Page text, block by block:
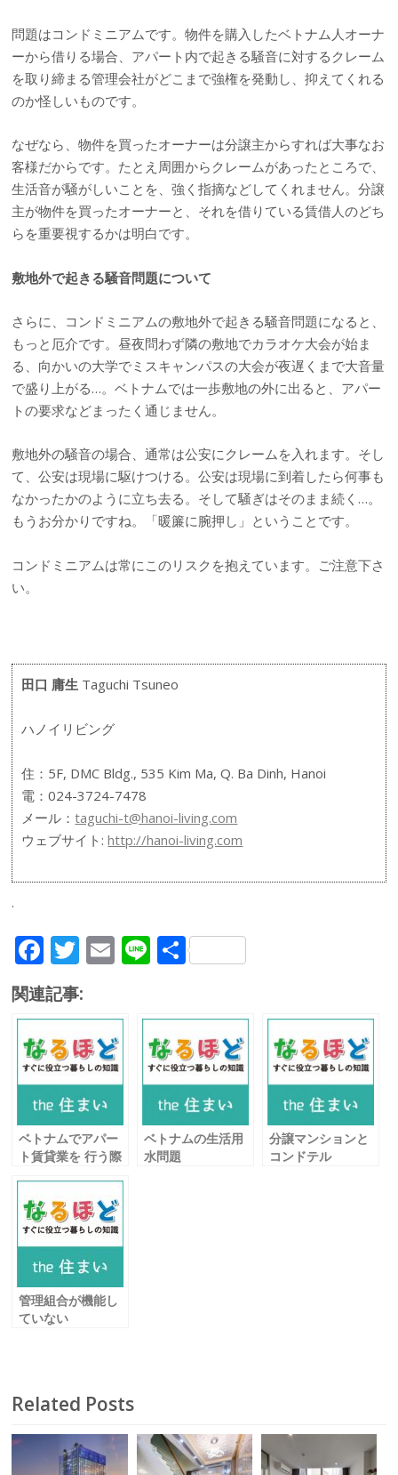
問題はコンドミニアムです。物件を購入したベトナム人オーナ
ーから借りる場合、アパート内で起きる騒音に対するクレーム
を取り締まる管理会社がどこまで強権を発動し、抑えてくれる
のか怪しいものです。
なぜなら、物件を買ったオーナーは分譲主からすれば大事なお
客様だからです。たとえ周囲からクレームがあったところで、
生活音が騒がしいことを、強く指摘などしてくれません。分譲
主が物件を買ったオーナーと、それを借りている賃借人のどち
らを重要視するかは明白です。
敷地外で起きる騒音問題について
さらに、コンドミニアムの敷地外で起きる騒音問題になると、
もっと厄介です。昼夜問わず隣の敷地でカラオケ大会が始ま
る、向かいの大学でミスキャンパスの大会が夜遅くまで大音量
で盛り上がる…。ベトナムでは一歩敷地の外に出ると、アパー
トの要求などまったく通じません。
敷地外の騒音の場合、通常は公安にクレームを入れます。そし
て、公安は現場に駆けつける。公安は現場に到着したら何事も
なかったかのように立ち去る。そして騒ぎはそのまま続く…。
もうお分かりですね。「暖簾に腕押し」ということです。
コンドミニアムは常にこのリスクを抱えています。ご注意下さ
い。
田口 庸生 Taguchi Tsuneo
ハノイリビング
住：5F, DMC Bldg., 535 Kim Ma, Q. Ba Dinh, Hanoi
電：024-3724-7478
メール：taguchi-t@hanoi-living.com
ウェブサイト:http://hanoi-living.com
.
F
ac
e
b
o
o
k
T
itt
er
E
l
Li 共
関連記事:
ベトナムでアパー
ト賃貸業を 行う際
ベトナムの生活用
水問題
分譲マンションと
コンドテル
管理組合が機能し
ていない
Related Posts